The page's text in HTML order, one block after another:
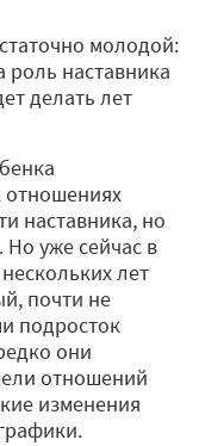
молодой:
наставника
делать лет
отношениях
наставника, но
уже сейчас в
лет
почти не
подросток
они
отношений
изменения